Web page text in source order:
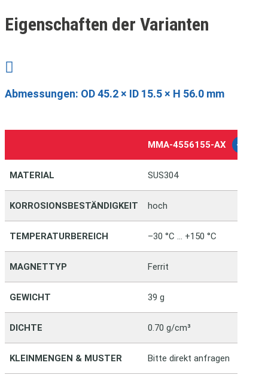
Eigenschaften der Varianten

Abmessungen: OD 45.2 × ID 15.5 × H 56.0 mm
MMA-4556155-AX -1
MATERIAL SUS304
KORROSIONSBESTÄNDIGKEIT hoch
TEMPERATURBEREICH –30 °C … +150 °C
MAGNETTYP Ferrit
GEWICHT 39 g
DICHTE 0.70 g/cm³
KLEINMENGEN & MUSTER Bitte direkt anfragen